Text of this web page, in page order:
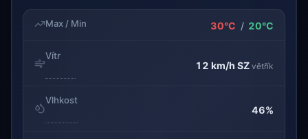
Max / Min 30°C / 20°C
Vítr
12 km/h SZ větřík
Vlhkost
46%